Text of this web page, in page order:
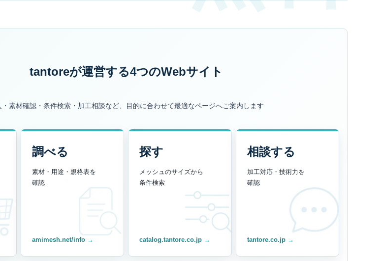
tantoreが運営する4つのWebサイト
・素材確認・条件検索・加工相談など、目的に合わせて最適なページへご案内します
調べる
素材・用途・規格表を
確認
amimesh.net/info →
探す
メッシュのサイズから
条件検索
catalog.tantore.co.jp →
相談する
加工対応・技術力を
確認
tantore.co.jp →